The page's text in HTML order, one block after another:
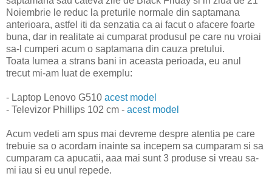
Noiembrie le reduc la preturile normale din saptamana
anterioara, astfel iti da senzatia ca ai facut o afacere foarte
buna, dar in realitate ai cumparat produsul pe care nu vroiai
sa-l cumperi acum o saptamana din cauza pretului.
Toata lumea a strans bani in aceasta perioada, eu anul
trecut mi-am luat de exemplu:
- Laptop Lenovo G510 acest model
- Televizor Phillips 102 cm - acest model
Acum vedeti am spus mai devreme despre atentia pe care
trebuie sa o acordam inainte sa incepem sa cumparam si sa
cumparam ca apucatii, aaa mai sunt 3 produse si vreau sa-
mi iau si eu unul repede.